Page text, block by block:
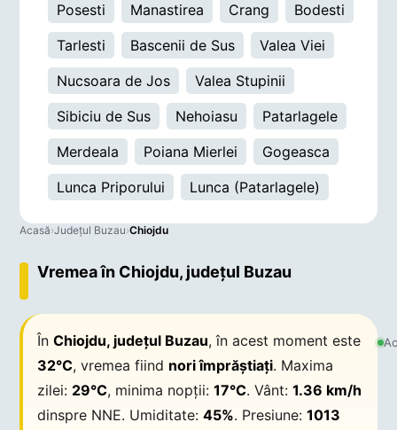
Posesti
Manastirea Crang
Bodesti
Tarlesti
Bascenii de Sus
Valea Viei
Nucsoara de Jos
Valea Stupinii
Sibiciu de Sus
Nehoiasu
Patarlagele
Merdeala
Poiana Mierlei
Gogeasca
Lunca Priporului
Lunca (Patarlagele)
Acasă›Județul Buzau›Chiojdu
Vremea în Chiojdu, județul Buzau
ÎnChiojdu, județul Buzau, în acest moment este
32°C, vremea fiind nori împrăștiați. Maxima
zilei: 29°C, minima nopții:17°C. Vânt:1.36 km/h
dinspre NNE. Umiditate:45%. Presiune:1013